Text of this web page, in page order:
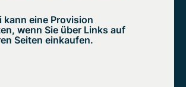
kann eine Provision
wenn Sie über Links auf
Seiten einkaufen.